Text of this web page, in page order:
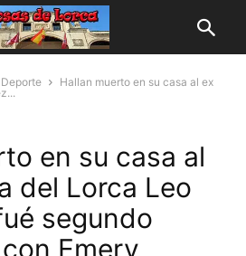
Deporte
Hallan muerto en su casa al ex
en su casa al
del Lorca Leo
segundo
Emery